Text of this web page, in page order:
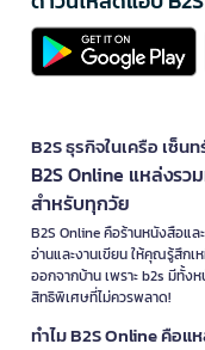
B2S ธุรกิจในเครือ เซ็
B2S Online แหล่งรว
สำหรับทุกวัย
B2S Online คือร้านหนังสือแ
อ่านและงานเขียน ให้คุณรู้สึก
ออกจากบ้าน เพราะ b2s มีทั้
สิทธิพิเศษที่ไม่ควรพลาด!
ทำไม B2S Online คือ